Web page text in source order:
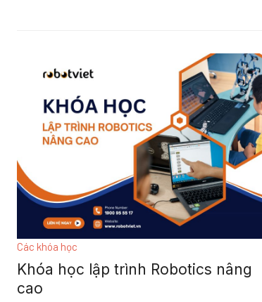
Các khóa học
Khóa học lập trình Robotics nâng
cao